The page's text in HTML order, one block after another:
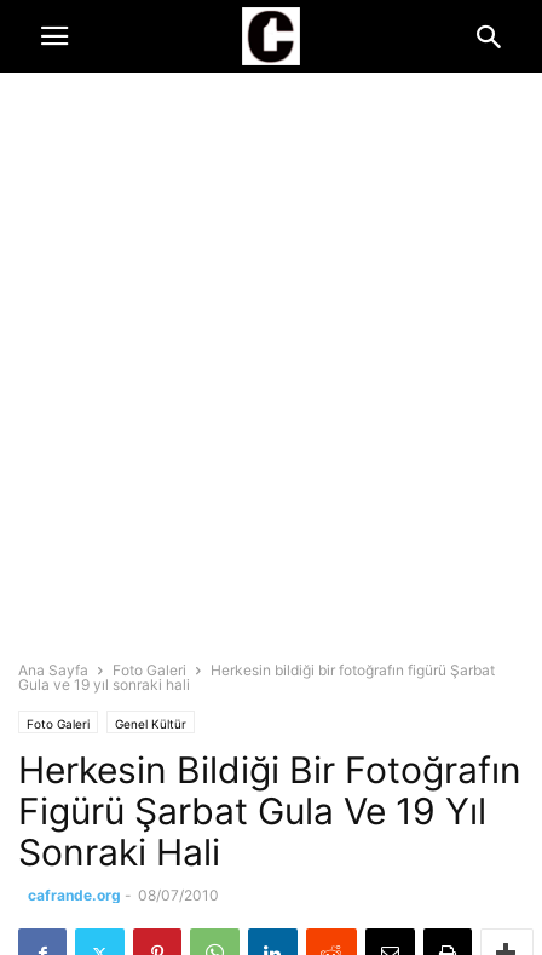
Ana Sayfa Foto Galeri
Herkesin bildiği bir fotoğrafın figürü Şarbat
Gula ve 19 yıl sonraki hali
Foto Galeri Genel Kültür
Herkesin Bildiği Bir Fotoğrafın
Figürü Şarbat Gula Ve 19 Yıl
Sonraki Hali
cafrande.org - 08/07/2010